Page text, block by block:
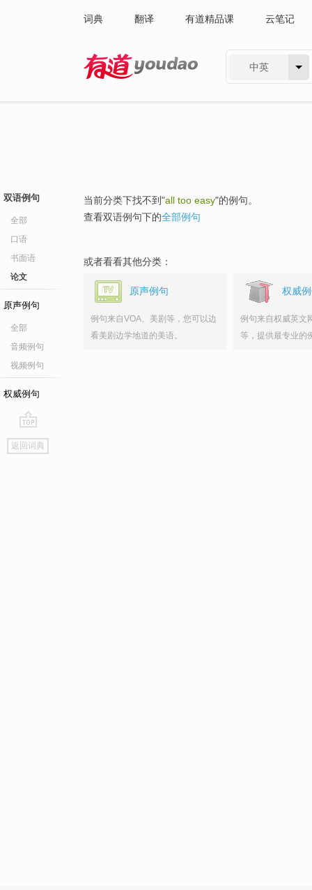
词典 翻译 有道精品课 云笔记
中英
双语例句
全部
口语
书面语
论文
原声例句
全部
音频例句
视频例句
权威例句
go
top
返回词典
当前分类下找不到"all too easy"的例句。
查看双语例句下的全部例句
或者看看其他分类：
原声例句
例句来自VOA、美剧等，您可以边
看美剧边学地道的美语。
权威
例句来自权威英文
等，提供最专业的